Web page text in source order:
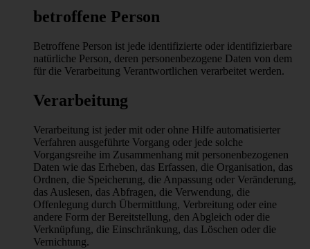
betroffene Person
Betroffene Person ist jede identifizierte oder identifizierbare
natürliche Person, deren personenbezogene Daten von dem
für die Verarbeitung Verantwortlichen verarbeitet werden.
Verarbeitung
Verarbeitung ist jeder mit oder ohne Hilfe automatisierter
Verfahren ausgeführte Vorgang oder jede solche
Vorgangsreihe im Zusammenhang mit personenbezogenen
Daten wie das Erheben, das Erfassen, die Organisation, das
Ordnen, die Speicherung, die Anpassung oder Veränderung,
das Auslesen, das Abfragen, die Verwendung, die
Offenlegung durch Übermittlung, Verbreitung oder eine
andere Form der Bereitstellung, den Abgleich oder die
Verknüpfung, die Einschränkung, das Löschen oder die
Vernichtung.